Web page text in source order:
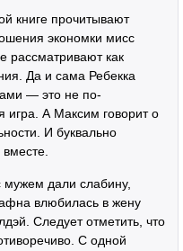
книге прочитывают
экономки мисс
рассматривают как
Да и сама Ребекка
— это не по-
игра. А Максим говорит о
И буквально
дали слабину,
влюбилась в жену
Следует отметить, что
С одной